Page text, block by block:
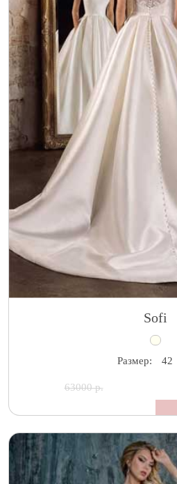
Sofi
Размер: 42
63000 р.